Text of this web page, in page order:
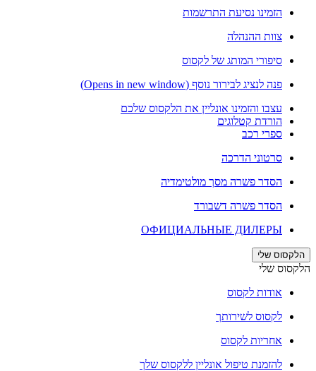
הזמינו נסיעת התרשמות
צוות ההנהלה
סיפורי המותג של לקסוס
פנה לנציג לבירור נוסף (Opens in new window)
עצבו והזמינו אונליין את הלקסוס שלכם
הורדת קטלוגים
ספרי רכב
סרטוני הדרכה
הסדר פשרה מסך מולטימדיה
הסדר פשרה דשבורד
ОФИЦИАЛЬНЫЕ ДИЛЕРЫ
הלקסוס שלי
הלקסוס שלי
אודות לקסוס
לקסוס לשירותך
אחריות לקסוס
להזמנת טיפול אונליין ללקסוס שלך